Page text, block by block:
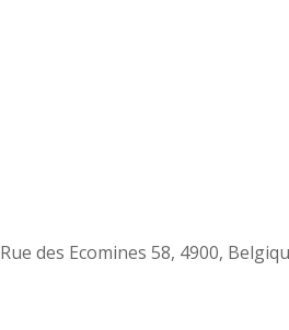
Rue des Ecomines 58, 4900,